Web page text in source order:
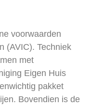
voorwaarden
(AVIC). Techniek
met
Eigen Huis
pakket
Bovendien is de